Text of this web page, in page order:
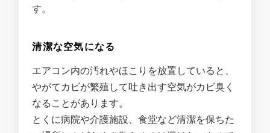
す。
清潔な空気になる
エアコン内の汚れやほこりを放置していると、
やがてカビが繁殖して吐き出す空気がカビ臭く
なることがあります。
とくに病院や介護施設、食堂など清潔を保ちた